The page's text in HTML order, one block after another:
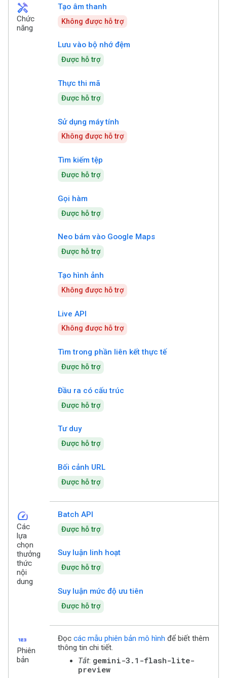
handyman
Chức
năng
Tạo âm thanh
Không được hỗ trợ
Lưu vào bộ nhớ đệm
Được hỗ trợ
Thực thi mã
Được hỗ trợ
Sử dụng máy tính
Không được hỗ trợ
Tìm kiếm tệp
Được hỗ trợ
Gọi hàm
Được hỗ trợ
Neo bám vào Google Maps
Được hỗ trợ
Tạo hình ảnh
Không được hỗ trợ
Live API
Không được hỗ trợ
Tìm trong phần liên kết thực tế
Được hỗ trợ
Đầu ra có cấu trúc
Được hỗ trợ
Tư duy
Được hỗ trợ
Bối cảnh URL
Được hỗ trợ
speed
Các
lựa
chọn
thưởng
thức
nội
dung
Batch API
Được hỗ trợ
Suy luận linh hoạt
Được hỗ trợ
Suy luận mức độ ưu tiên
Được hỗ trợ
123
Phiên
bản
Đọc các mẫu phiên bản mô hình để biết thêm
thông tin chi tiết.
Tắt: gemini-3.1-flash-lite-
preview